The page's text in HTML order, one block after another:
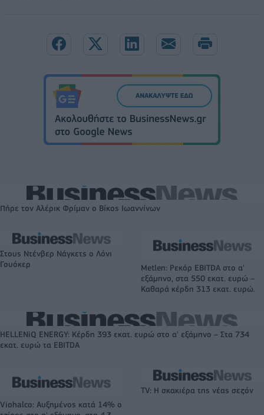
Πήρε τον Αλέρικ Φρίμαν ο Βίκος Ιωαννίνων
Στους Ντένβερ Νάγκετς ο Λόνι
Γουόκερ
Metlen: Ρεκόρ EBITDA στο α'
εξάμηνο, στα 550 εκατ. ευρώ –
Καθαρά κέρδη 313 εκατ. ευρώ.
HELLENiQ ENERGY: Κέρδη 393 εκατ. ευρώ στο α' εξάμηνο – Στα 734
εκατ. ευρώ τα EBITDA
Viohalco: Αυξημένος κατά 14% ο
TV: Η σκακιέρα της νέας σεζόν